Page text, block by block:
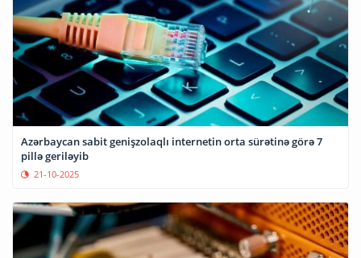
Azərbaycan sabit genişzolaqlı internetin orta sürətinə görə 7
pillə geriləyib
21-10-2025